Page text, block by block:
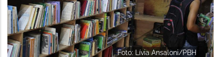
Foto: Lívia Ansaloni/PBH